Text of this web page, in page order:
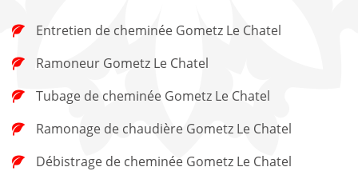
Entretien de cheminée Gometz Le Chatel
Ramoneur Gometz Le Chatel
Tubage de cheminée Gometz Le Chatel
Ramonage de chaudière Gometz Le Chatel
Débistrage de cheminée Gometz Le Chatel